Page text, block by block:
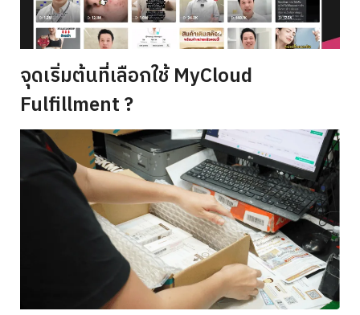
จุดเริ่มต้นที่เลือกใช้ MyCloud
Fulfillment ?